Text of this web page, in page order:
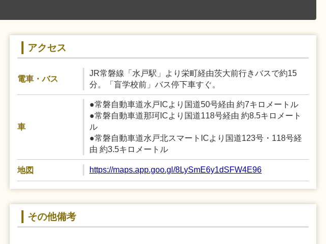
アクセス
電車・バス
JR常磐線「水戸駅」より栄町経由茨大前行きバスで約15
分。「盲学校前」バス停下車すぐ。
車
●常磐自動車道水戸ICより国道50号経由 約7キロメートル
●常磐自動車道那珂ICより国道118号経由 約8.5キロメート
ル
●常磐自動車道水戸北スマートICより国道123号・118号経
由 約3.5キロメートル
地図 https://maps.app.goo.gl/8LySmE6y1dSFW4E96
その他備考